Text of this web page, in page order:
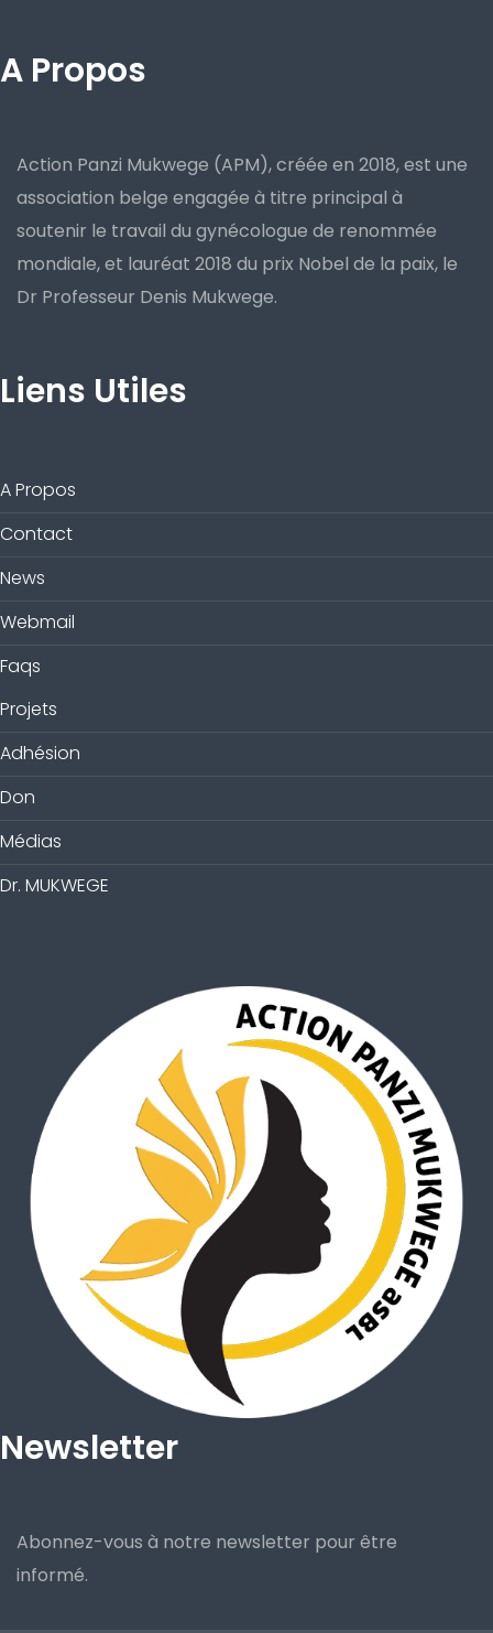
A Propos
Action Panzi Mukwege (APM), créée en 2018, est une
association belge engagée à titre principal à
soutenir le travail du gynécologue de renommée
mondiale, et lauréat 2018 du prix Nobel de la paix, le
Dr Professeur Denis Mukwege.
Liens Utiles
A Propos
Contact
News
Webmail
Faqs
Projets
Adhésion
Don
Médias
Dr. MUKWEGE
Newsletter
Abonnez-vous à notre newsletter pour être
informé.